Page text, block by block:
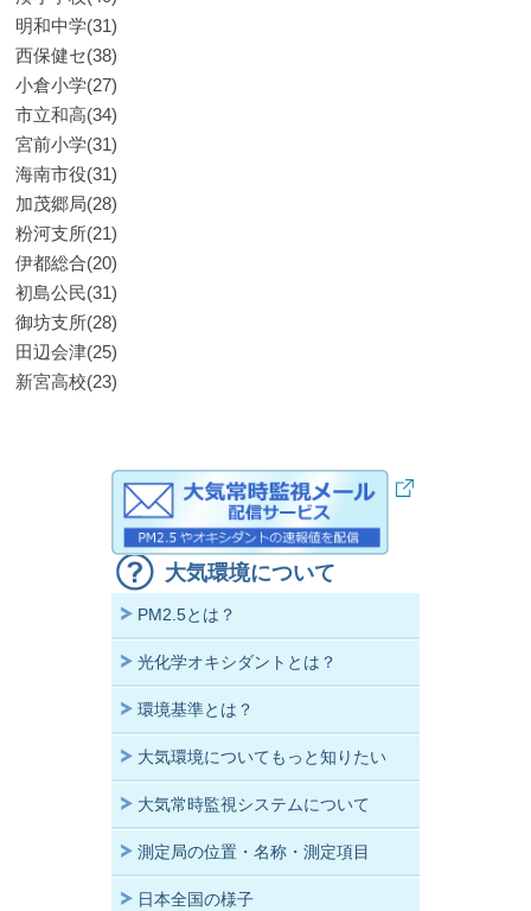
明和中学(31)
西保健セ(38)
小倉小学(27)
市立和高(34)
宮前小学(31)
海南市役(31)
加茂郷局(28)
粉河支所(21)
伊都総合(20)
初島公民(31)
御坊支所(28)
田辺会津(25)
新宮高校(23)
大気環境について
PM2.5とは？
光化学オキシダントとは？
環境基準とは？
大気環境についてもっと知りたい
大気常時監視システムについて
測定局の位置・名称・測定項目
日本全国の様子